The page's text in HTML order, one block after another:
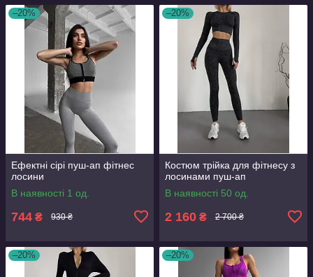
–20%
Ефектні сірі пуш-ап фітнес
лосини
В наявності 1 од.
744 ₴ 930 ₴
–20%
Костюм трійка для фітнесу з
лосинами пуш-ап
В наявності 50 од.
2 160 ₴ 2 700 ₴
–20% –20%